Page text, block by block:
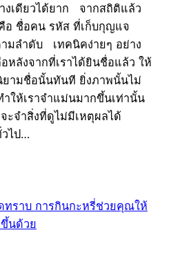
งเดียวได้ยาก จากสถิติแล้ว
อ ชื่อคน รหัส ที่เก็บกุญแจ
มลำดับ เทคนิคง่ายๆ อย่าง
หลังจากที่เราได้ยินชื่อแล้ว ให้
ยามชื่อนั้นทันที ยิ่งภาพนั้นไม่
ำให้เราจำแม่นมากขึ้นเท่านั้น
ะจำสิ่งที่ดูไม่มีเหตุผลได้
ไป…